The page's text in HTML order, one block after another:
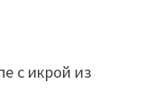
с икрой из